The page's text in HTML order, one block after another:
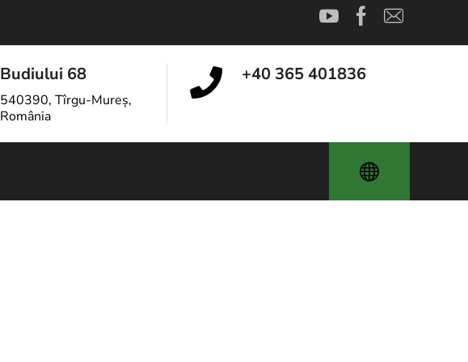
Budiului 68
540390, Tîrgu-Mureș,
România
+40 365 401836